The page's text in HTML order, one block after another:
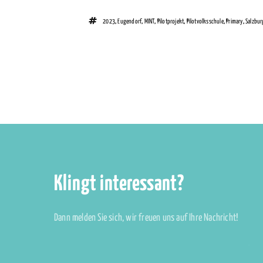
2023,Eugendorf, MINT, Pilotprojekt, Pilotvolksschule,Primary,
Klingt interessant?
Dann melden Sie sich, wir freuen uns auf Ihre Nachricht!